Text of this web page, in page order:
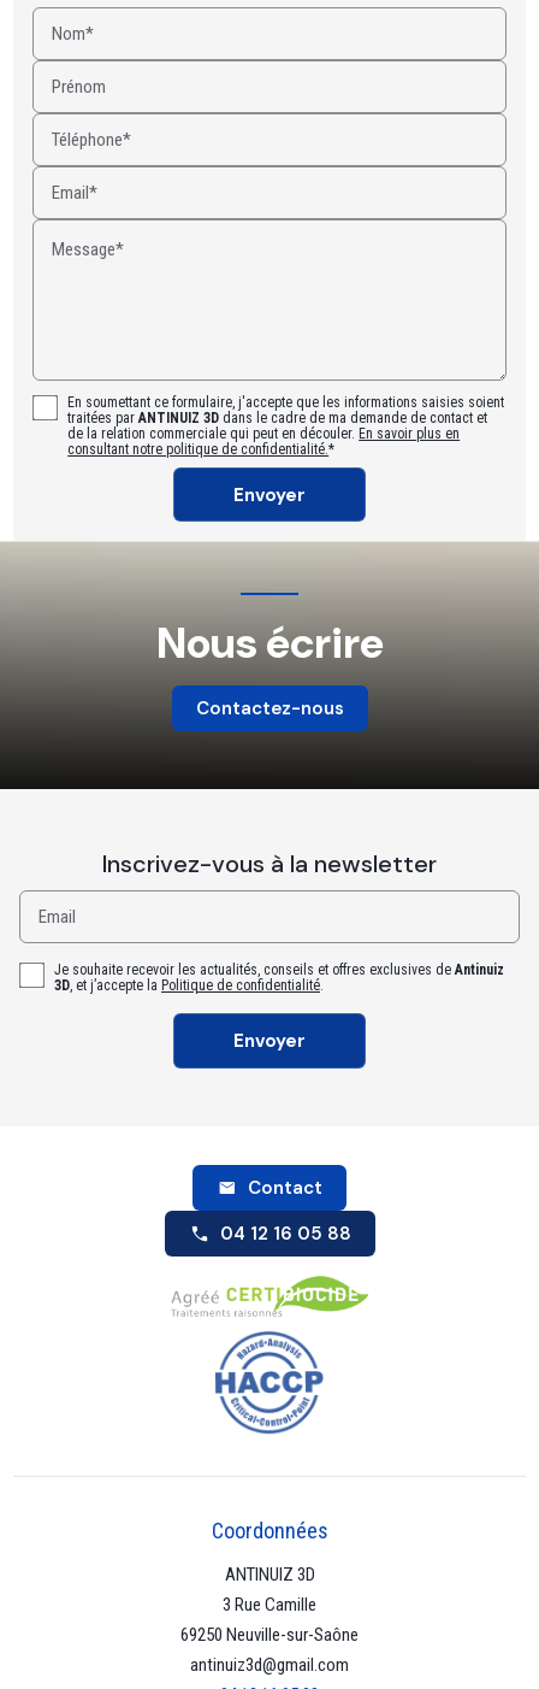
Nom*
Prénom
Téléphone*
Email*
Message*
En soumettant ce formulaire, j'accepte que les informations saisies soient
traitées parANTINUIZ 3D dans le cadre de ma demande de contact et
de la relation commerciale qui peut en découler. En savoir plus en
consultant notre politique de confidentialité.*
Nous écrire
Contactez-nous
Inscrivez-vous à la newsletter
Email
Je souhaite recevoir les actualités, conseils et offres exclusives deAntinuiz
3D, et j’accepte la Politique de confidentialité.
Contact
04 12 16 05 88
Coordonnées
ANTINUIZ 3D
3 Rue Camille
69250 Neuville-sur-Saône
antinuiz3d@gmail.com